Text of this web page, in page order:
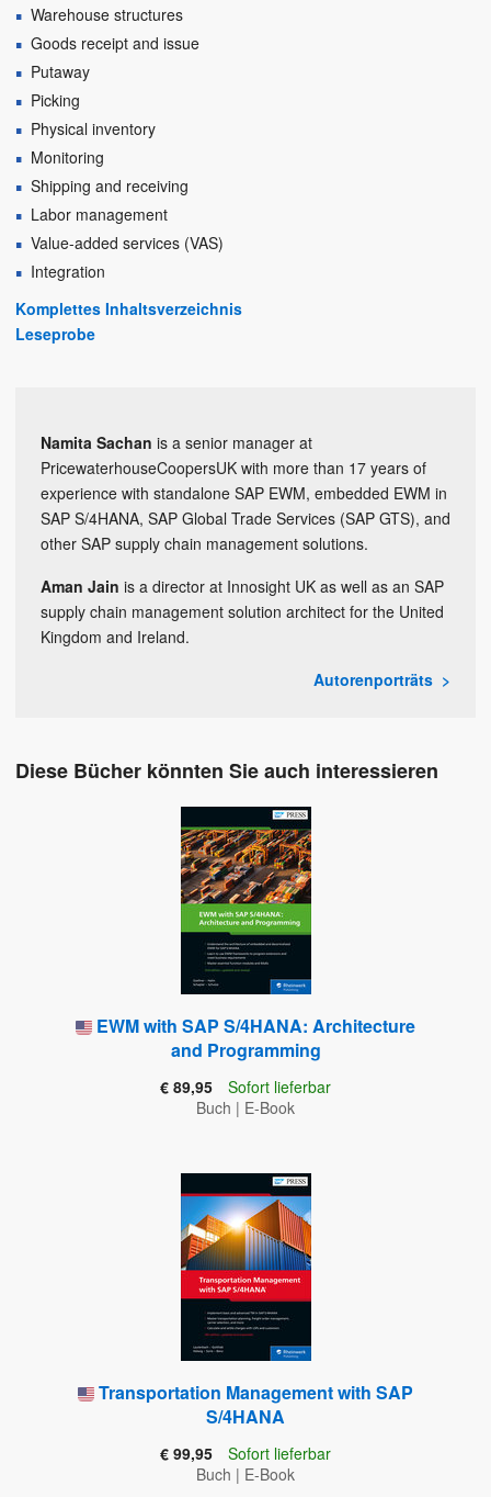
Warehouse structures
Goods receipt and issue
Putaway
Picking
Physical inventory
Monitoring
Shipping and receiving
Labor management
Value-added services (VAS)
Integration
Komplettes Inhaltsverzeichnis
Leseprobe
Namita Sachan is a senior manager at
PricewaterhouseCoopersUK with more than 17 years of
experience with standalone SAP EWM, embedded EWM in
SAP S/4HANA, SAP Global Trade Services (SAP GTS), and
other SAP supply chain management solutions.
Aman Jain is a director at Innosight UK as well as an SAP
supply chain management solution architect for the United
Kingdom and Ireland.
Autorenporträts
Diese Bücher könnten Sie auch interessieren
EWM with SAP S/4HANA: Architecture
and Programming
€ 89,95
Sofort lieferbar
Buch | E-Book
Transportation Management with SAP
S/4HANA
€ 99,95
Sofort lieferbar
Buch | E-Book